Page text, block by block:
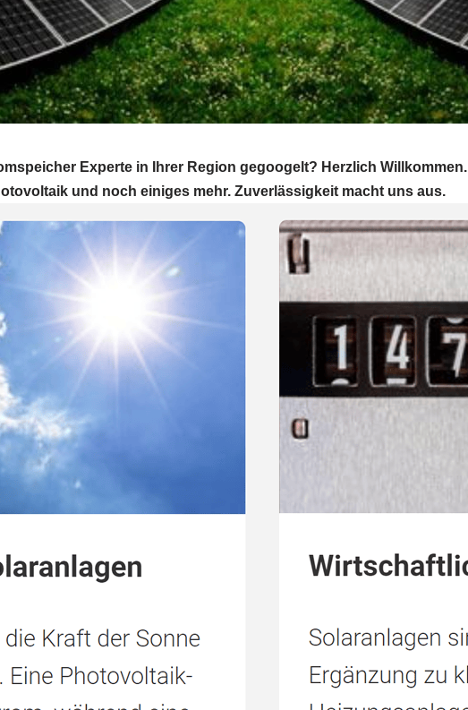
Experte in Ihrer Region gegoogelt? Herzlich Willkommen.
und noch einiges mehr. Zuverlässigkeit macht uns aus.